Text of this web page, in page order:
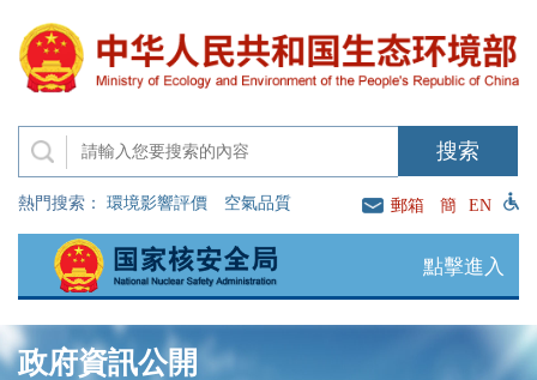
熱門搜索： 環境影響評價 空氣品質 郵箱 簡 EN
點擊進入
政府資訊公開